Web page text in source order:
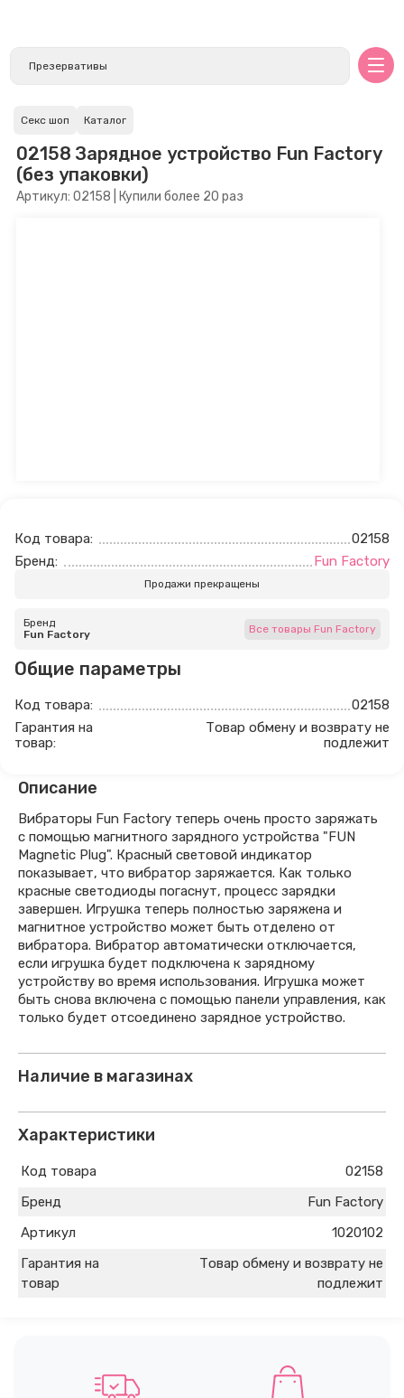
Секс шоп Каталог
02158 Зарядное устройство Fun Factory
(без упаковки)
Артикул: 02158 | Купили более 20 раз
Код товара:
02158
Бренд:
Fun Factory
Продажи прекращены
Бренд
Fun Factory
Все товары Fun Factory
Общие параметры
Код товара:
02158
Гарантия на
товар:
Товар обмену и возврату не
подлежит
Описание
Вибраторы Fun Factory теперь очень просто заряжать
с помощью магнитного зарядного устройства "FUN
Magnetic Plug". Красный световой индикатор
показывает, что вибратор заряжается. Как только
красные светодиоды погаснут, процесс зарядки
завершен. Игрушка теперь полностью заряжена и
магнитное устройство может быть отделено от
вибратора. Вибратор автоматически отключается,
если игрушка будет подключена к зарядному
устройству во время использования. Игрушка может
быть снова включена с помощью панели управления, как
только будет отсоединено зарядное устройство.
Наличие в магазинах
Характеристики
Код товара
02158
Бренд
Fun Factory
Артикул
1020102
Гарантия на
товар
Товар обмену и возврату не
подлежит